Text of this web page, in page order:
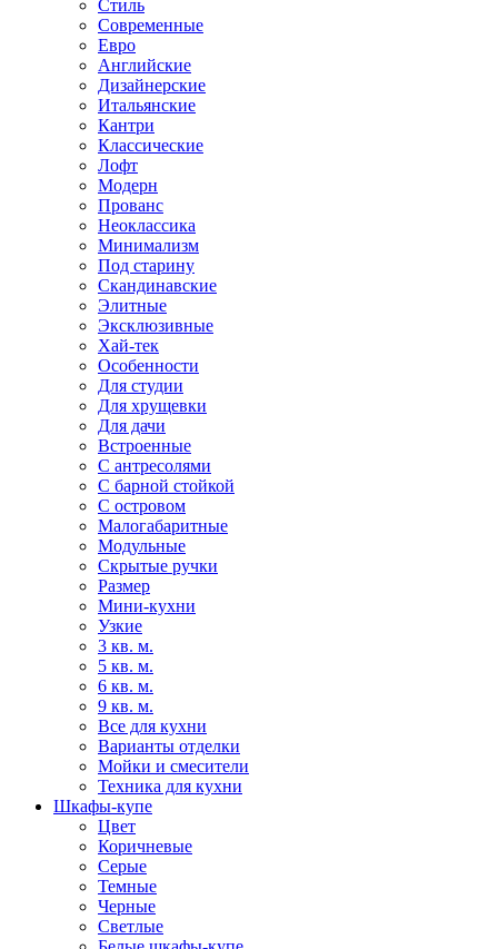
Стиль
Современные
Евро
Английские
Дизайнерские
Итальянские
Кантри
Классические
Лофт
Модерн
Прованс
Неоклассика
Минимализм
Под старину
Скандинавские
Элитные
Эксклюзивные
Хай-тек
Особенности
Для студии
Для хрущевки
Для дачи
Встроенные
С антресолями
С барной стойкой
С островом
Малогабаритные
Модульные
Скрытые ручки
Размер
Мини-кухни
Узкие
3 кв. м.
5 кв. м.
6 кв. м.
9 кв. м.
Все для кухни
Варианты отделки
Мойки и смесители
Техника для кухни
Шкафы-купе
Цвет
Коричневые
Серые
Темные
Черные
Светлые